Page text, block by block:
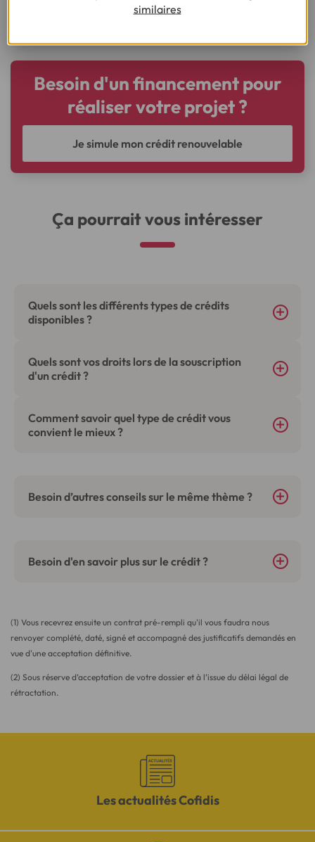
Besoin d'un financement pour
réaliser votre projet ?
Je simule mon crédit renouvelable
Ça pourrait vous intéresser
Quels sont les différents types de crédits
disponibles ?
Quels sont vos droits lors de la souscription
d'un crédit ?
Comment savoir quel type de crédit vous
convient le mieux ?
Besoin d’autres conseils sur le même thème ?
Besoin d'en savoir plus sur le crédit ?
(1) Vous recevrez ensuite un contrat pré-rempli qu'il vous faudra nous
renvoyer complété, daté, signé et accompagné des justificatifs demandés en
vue d'une acceptation définitive.
(2) Sous réserve d’acceptation de votre dossier et à l’issue du délai légal de
rétractation.
Les actualités Cofidis
similaires